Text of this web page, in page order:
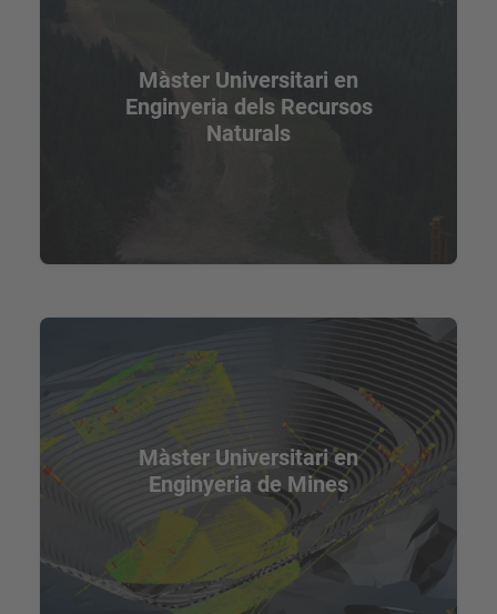
Màster Universitari en
Enginyeria dels Recursos
Naturals
Màster Universitari en
Enginyeria de Mines